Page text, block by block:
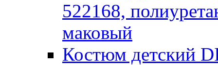
522168,
маковый
Костюм детский